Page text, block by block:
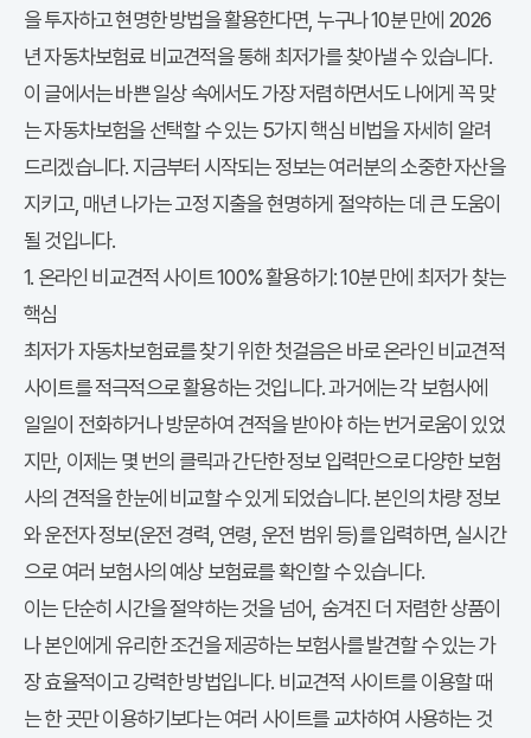
을 투자하고 현명한 방법을 활용한다면, 누구나 10분 만에 2026
년 자동차보험료 비교견적을 통해 최저가를 찾아낼 수 있습니다.
이 글에서는 바쁜 일상 속에서도 가장 저렴하면서도 나에게 꼭 맞
는 자동차보험을 선택할 수 있는 5가지 핵심 비법을 자세히 알려
드리겠습니다. 지금부터 시작되는 정보는 여러분의 소중한 자산을
지키고, 매년 나가는 고정 지출을 현명하게 절약하는 데 큰 도움이
될 것입니다.
1. 온라인 비교견적 사이트 100% 활용하기: 10분 만에 최저가 찾는
핵심
최저가자동차보험료를 찾기 위한 첫걸음은 바로 온라인 비교견적
사이트를 적극적으로 활용하는 것입니다. 과거에는 각 보험사에
일일이 전화하거나 방문하여 견적을 받아야 하는 번거로움이 있었
지만, 이제는 몇 번의 클릭과 간단한 정보 입력만으로 다양한 보험
사의 견적을 한눈에 비교할 수 있게 되었습니다. 본인의 차량 정보
와 운전자 정보(운전 경력, 연령, 운전 범위 등)를 입력하면, 실시간
으로 여러 보험사의 예상 보험료를 확인할 수 있습니다.
이는 단순히 시간을 절약하는 것을 넘어, 숨겨진 더 저렴한 상품이
나 본인에게 유리한 조건을 제공하는 보험사를 발견할 수 있는 가
장 효율적이고 강력한 방법입니다. 비교견적 사이트를 이용할 때
는 한 곳만 이용하기보다는 여러 사이트를 교차하여 사용하는 것